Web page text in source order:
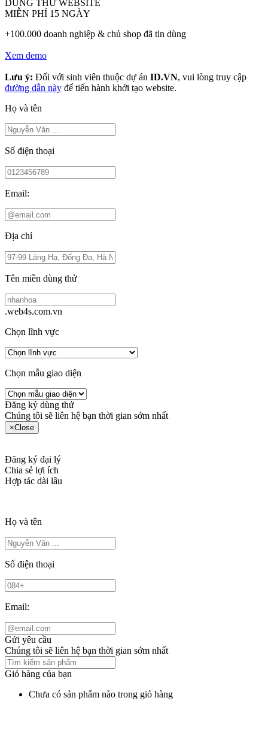
DÙNG THỬ WEBSITE
MIỄN PHÍ 15 NGÀY
+100.000 doanh nghiệp & chủ shop đã tin dùng
Xem demo
Lưu ý: Đối với sinh viên thuộc dự án ID.VN, vui lòng truy cập
đường dẫn này để tiến hành khởi tạo website.
Họ và tên
Số điện thoại
Email:
Địa chỉ
Tên miền dùng thử
.web4s.com.vn
Chọn lĩnh vực
Chọn mẫu giao diện
Đăng ký dùng thử
Chúng tôi sẽ liên hệ bạn thời gian sớm nhất
×Close
Đăng ký đại lý
Chia sẻ lợi ích
Hợp tác dài lâu
Họ và tên
Số điện thoại
Email:
Gửi yêu cầu
Chúng tôi sẽ liên hệ bạn thời gian sớm nhất
Giỏ hàng của bạn
Chưa có sản phẩm nào trong giỏ hàng